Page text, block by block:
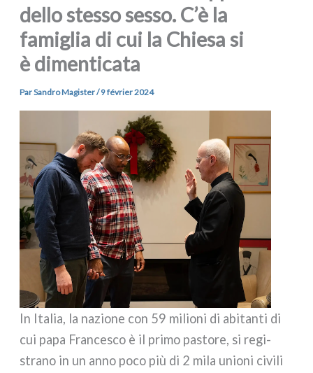
dello stesso sesso. C’è la
famiglia di cui la Chiesa si
è dimenticata
ParSandro Magister/9 février 2024
In Italia, la nazio­ne con 59 milio­ni di abi­tan­ti di
cui papa Francesco è il pri­mo pasto­re, si regi­
stra­no in un anno poco più di 2 mila unio­ni civi­li